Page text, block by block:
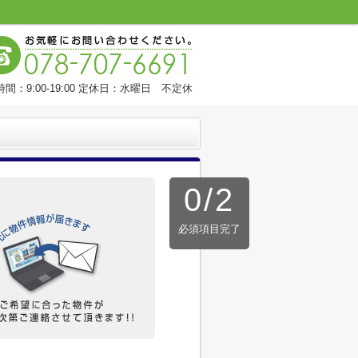
間：9:00-19:00 定休日：水曜日 不定休
0/2
必須項目完了